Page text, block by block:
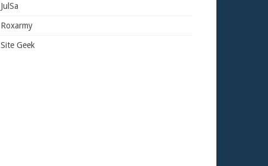
JulSa
Roxarmy
Site Geek